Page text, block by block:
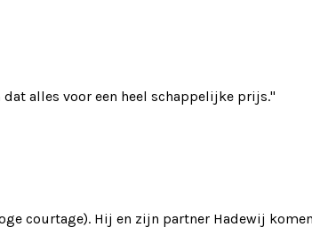
alles voor een heel schappelijke prijs."
courtage). Hij en zijn partner Hadewij